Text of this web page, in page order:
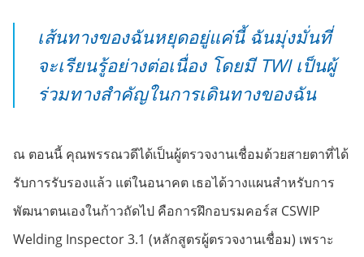
เส้นทางของฉันหยุดอยู่แค่นี้ ฉันมุ่งมั่นที่
จะเรียนรู้อย่างต่อเนื่อง โดยมี TWI เป็นผู้
ร่วมทางสำคัญในการเดินทางของฉัน
ณ ตอนนี้ คุณพรรณวดีได้เป็นผู้ตรวจงานเชื่อมด้วยสายตาที่ได้
รับการรับรองแล้ว แต่ในอนาคต เธอได้วางแผนสำหรับการ
พัฒนาตนเองในก้าวถัดไป คือการฝึกอบรมคอร์ส CSWIP
Welding Inspector 3.1 (หลักสูตรผู้ตรวจงานเชื่อม) เพราะ